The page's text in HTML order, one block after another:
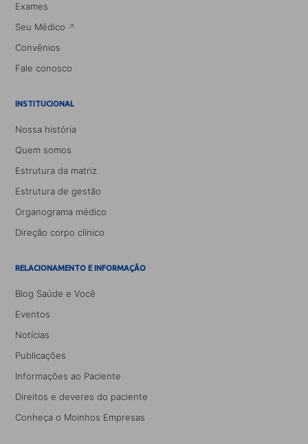
Exames
Seu Médico
Convênios
Fale conosco
INSTITUCIONAL
Nossa história
Quem somos
Estrutura da matriz
Estrutura de gestão
Organograma médico
Direção corpo clínico
RELACIONAMENTO E INFORMAÇÃO
Blog Saúde e Você
Eventos
Notícias
Publicações
Informações ao Paciente
Direitos e deveres do paciente
Conheça o Moinhos Empresas